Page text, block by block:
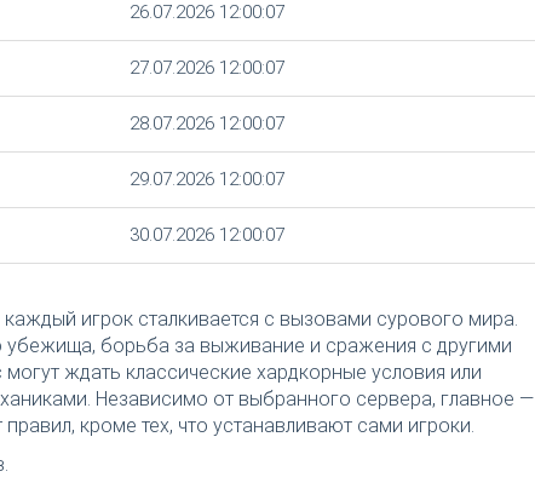
26.07.2026 12:00:07
27.07.2026 12:00:07
28.07.2026 12:00:07
29.07.2026 12:00:07
30.07.2026 12:00:07
игрок сталкивается с вызовами сурового мира.
убежища, борьба за выживание и сражения с другими
ждать классические хардкорные условия или
Независимо от выбранного сервера, главное —
кроме тех, что устанавливают сами игроки.